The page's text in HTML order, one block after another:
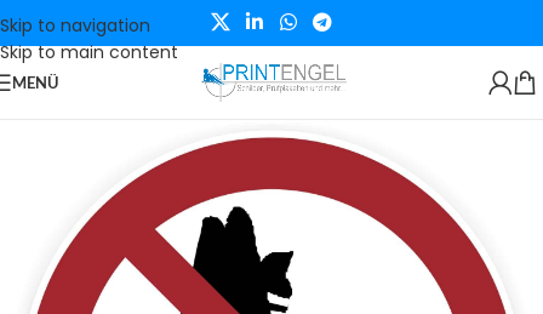
Skip to navigation
Skip to main content
MENÜ